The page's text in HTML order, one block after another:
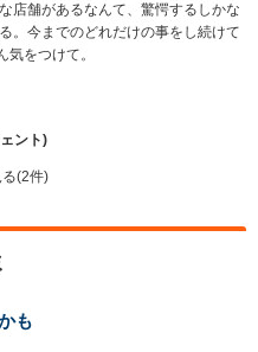
店舗があるなんて、驚愕するしかな
。今までのどれだけの事をし続けて
をつけて。
ント)
(2件)
も